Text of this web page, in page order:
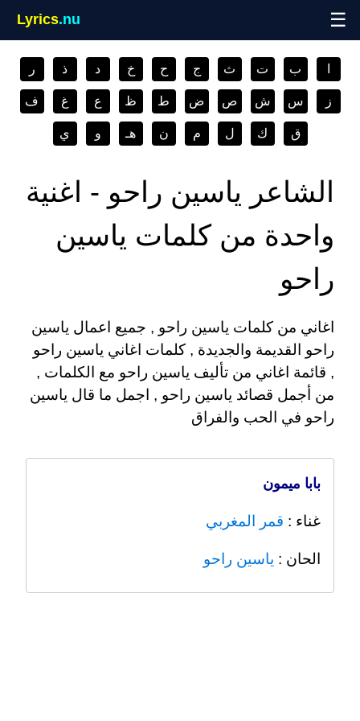
Lyrics.nu ☰
ب ت ث ج ح خ د ذ ر
ز س ش ص ض ط ظ ع غ ف
ق ك ل م ن هـ و ي
الشاعر ياسين راحو - اغنية
واحدة من كلمات ياسين
راحو
اغاني من كلمات ياسين راحو , جميع اعمال ياسين
راحو القديمة والجديدة , كلمات اغاني ياسين راحو
, قائمة اغاني من تأليف ياسين راحو مع الكلمات ,
من أجمل قصائد ياسين راحو , اجمل ما قال ياسين
راحو في الحب والفراق
بابا ميمون
غناء : قمر المغربي
الحان : ياسين راحو